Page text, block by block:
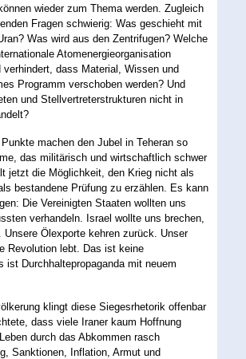
wieder zum Thema werden. Zugleich
Fragen schwierig: Was geschieht mit
Was wird aus den Zentrifugen? Welche
Atomenergieorganisation
dass Material, Wissen und
Programm verschoben werden? Und
und Stellvertreterstrukturen nicht in
machen den Jubel in Teheran so
das militärisch und wirtschaftlich schwer
jetzt die Möglichkeit, den Krieg nicht als
bestandene Prüfung zu erzählen. Es kann
Die Vereinigten Staaten wollten uns
verhandeln. Israel wollte uns brechen,
Unsere Ölexporte kehren zurück. Unser
Revolution lebt. Das ist keine
ist Durchhaltepropaganda mit neuem
klingt diese Siegesrhetorik offenbar
dass viele Iraner kaum Hoffnung
durch das Abkommen rasch
Sanktionen, Inflation, Armut und